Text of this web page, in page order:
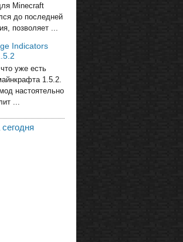
Minecraft
до последней
позволяет ...
Indicators
уже есть
1.5.2.
настоятельно
...